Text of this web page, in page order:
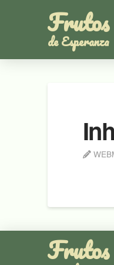
Frutos
de Esperanza
Frutos